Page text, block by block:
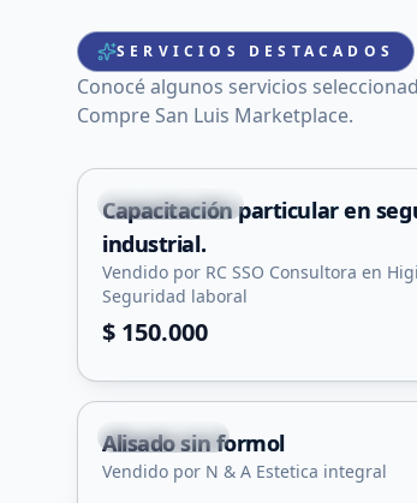
SERVICIOS DESTACADOS
Conocé algunos servicios
Compre San Luis Marketplace.
Villa Mercedes
Servicio
Capacitación particular en
industrial.
Vendido por RC SSO Consultora en
Seguridad laboral
$ 150.000
Juana Koslay
Servicio
Alisado sin formol
Vendido por N & A Estetica integral